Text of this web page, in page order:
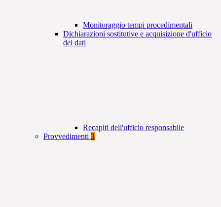
Monitoraggio tempi procedimentali
Dichiarazioni sostitutive e acquisizione d'ufficio
dei dati
Recapiti dell'ufficio responsabile
Provvedimenti 3